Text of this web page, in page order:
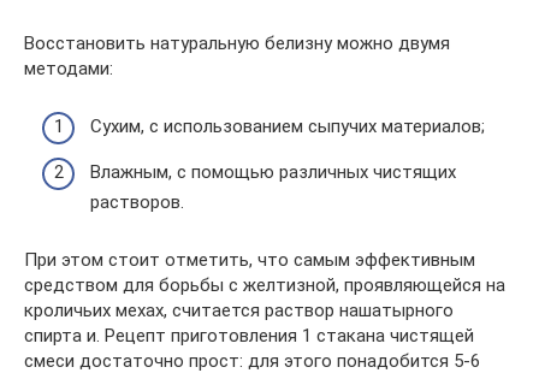
Восстановить натуральную белизну можно двумя
методами:
Сухим, с использованием сыпучих материалов;
Влажным, с помощью различных чистящих
растворов.
При этом стоит отметить, что самым эффективным
средством для борьбы с желтизной, проявляющейся на
кроличьих мехах, считается раствор нашатырного
спирта и. Рецепт приготовления 1 стакана чистящей
смеси достаточно прост: для этого понадобится 5-6